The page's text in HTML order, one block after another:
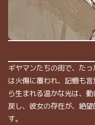
ギヤマンたちの街で、た
は火傷に覆われ、記憶も
ら生まれる温かな光は、
戻し、彼女の存在が、絶
す。